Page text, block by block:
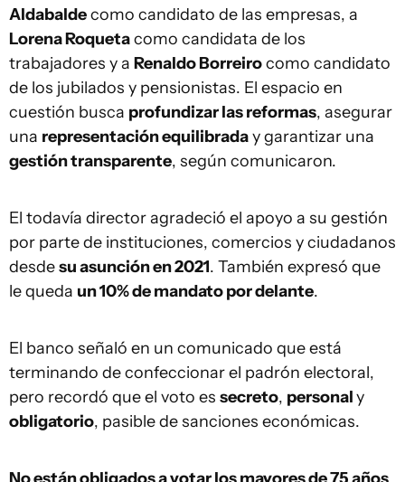
Aldabaldecomo candidato de las empresas, a
Lorena Roquetacomo candidata de los
trabajadores y a Renaldo Borreirocomo candidato
de los jubilados y pensionistas. El espacio en
cuestión busca profundizar las reformas, asegurar
una representación equilibraday garantizar una
gestión transparente, según comunicaron.
El todavía director agradeció el apoyo a su gestión
por parte de instituciones, comercios y ciudadanos
desdesu asunción en 2021. También expresó que
le queda un 10% de mandato por delante.
El banco señaló en un comunicado que está
terminando de confeccionar el padrón electoral,
pero recordó que el voto es secreto, personaly
obligatorio, pasible de sanciones económicas.